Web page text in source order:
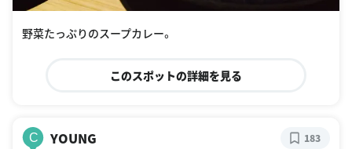
野菜たっぷりのスープカレー。
このスポットの詳細を見る
C YOUNG 183